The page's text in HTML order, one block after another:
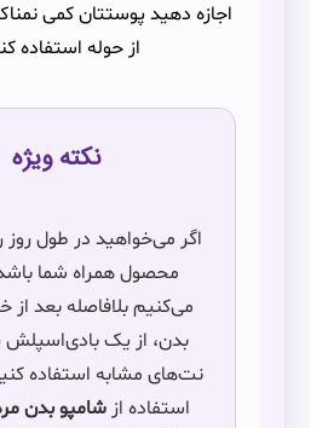
اجازه دهید پوستتان کمی
از حوله استفاده
نکته ویژه
اگر می‌خواهید در طول
محصول همراه شما
می‌کنیم بلافاصله بعد
بدن، از یک بادی‌اسپلش
نت‌های مشابه استفاده
استفاده ازشامپو بدن